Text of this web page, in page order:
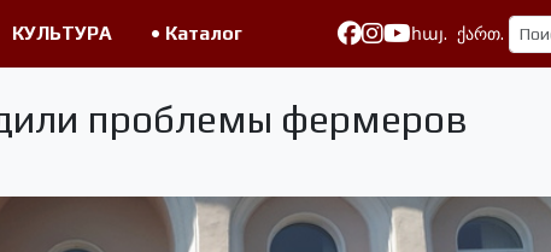
КУЛЬТУРА • Каталог հայ. ქართ.
проблемы фермеров